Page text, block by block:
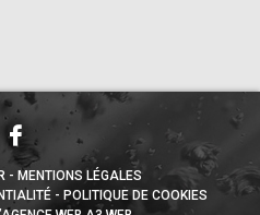
MENTIONS LÉGALES
POLITIQUE DE COOKIES